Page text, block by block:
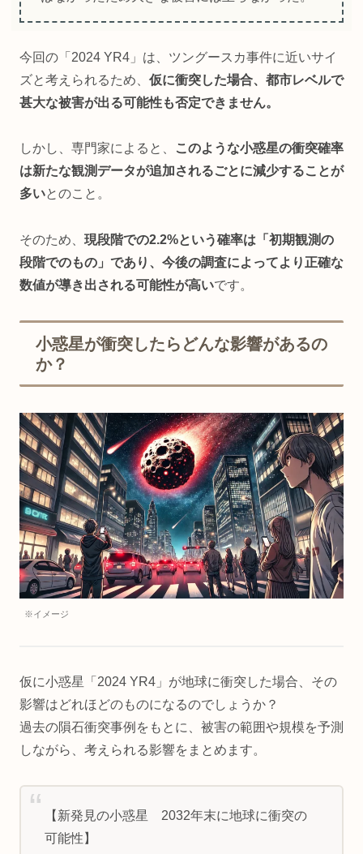
今回の「2024 YR4」は、ツングースカ事件に近いサイ
ズと考えられるため、 仮に衝突した場合、都市レベルで
甚大な被害が出る可能性も否定できません。
しかし、専門家によると、
このような小惑星の衝突確率
は新たな観測データが追加されるごとに減少することが
多いとのこと。
そのため、 現段階での2.2%という確率は「初期観測の
段階でのもの」であり、今後の調査によってより正確な
数値が導き出される可能性が高いです。
小惑星が衝突したらどんな影響があるの
か？
※イメージ
仮に小惑星「2024 YR4」が地球に衝突した場合、その
影響はどれほどのものになるのでしょうか？
過去の隕石衝突事例をもとに、被害の範囲や規模を予測
しながら、考えられる影響をまとめます。
【新発見の小惑星 2032年末に地球に衝突の
可能性】